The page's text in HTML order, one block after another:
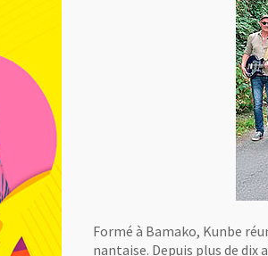
Formé à Bamako, Kunbe
nantaise. Depuis plus de